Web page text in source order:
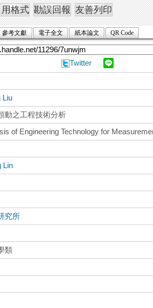
參考文獻 電子全文 紙本論文 QR Code
Twitter
Liu
動之工程技術分析
of Engineering Technology for
Lin
究所
類